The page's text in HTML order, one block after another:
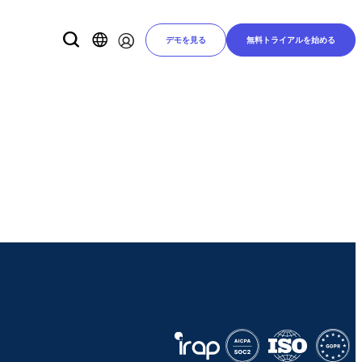
デモを見る 無料トライアルを始める